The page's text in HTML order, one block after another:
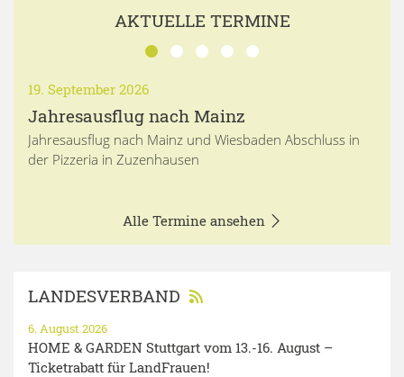
AKTUELLE TERMINE
19. September 2026
Jahresausflug nach Mainz
Jahresausflug nach Mainz und Wiesbaden Abschluss in
der Pizzeria in Zuzenhausen
Alle Termine ansehen
LANDESVERBAND
HOME & GARDEN Stuttgart vom 13.-16. August –
Ticketrabatt für LandFrauen!
6. August 2026